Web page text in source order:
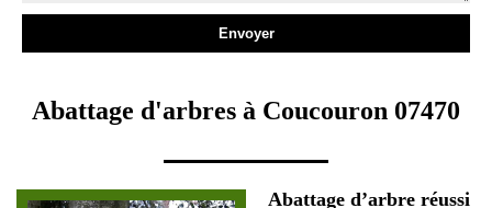
Abattage d'arbres à Coucouron 07470
Abattage d’arbre réussi